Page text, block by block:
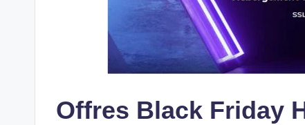
Offres Black Friday